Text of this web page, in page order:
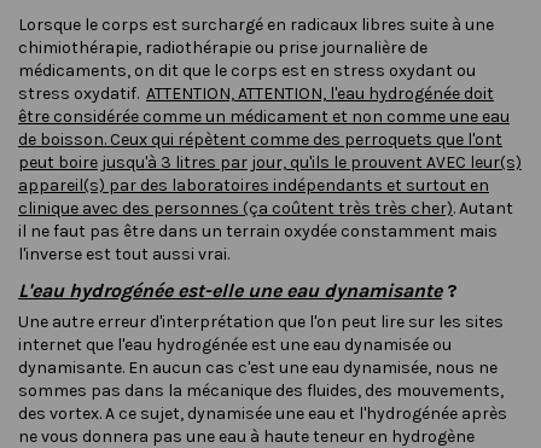
Lorsque le corps est surchargé en radicaux libres suite à une
chimiothérapie, radiothérapie ou prise journalière de
médicaments, on dit que le corps est en stress oxydant ou
stress oxydatif. ATTENTION, ATTENTION, l'eau hydrogénée doit
être considérée comme un médicament et non comme une eau
de boisson. Ceux qui répètent comme des perroquets que l'ont
peut boire jusqu'à 3 litres par jour, qu'ils le prouvent AVEC leur(s)
appareil(s) par des laboratoires indépendants et surtout en
clinique avec des personnes (ça coûtent très très cher). Autant
il ne faut pas être dans un terrain oxydée constamment mais
l'inverse est tout aussi vrai.
L'eau hydrogénée est-elle une eau dynamisante?
Une autre erreur d'interprétation que l'on peut lire sur les sites
internet que l'eau hydrogénée est une eau dynamisée ou
dynamisante. En aucun cas c'est une eau dynamisée, nous ne
sommes pas dans la mécanique des fluides, des mouvements,
des vortex. A ce sujet, dynamisée une eau et l'hydrogénée après
ne vous donnera pas une eau à haute teneur en hydrogène